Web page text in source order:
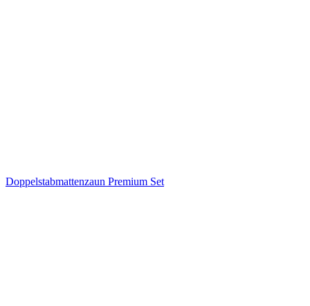
Doppelstabmattenzaun Premium Set